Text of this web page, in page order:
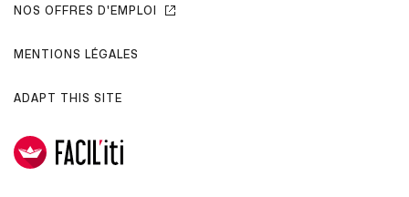
NOS OFFRES D'EMPLOI
MENTIONS LÉGALES
ADAPT THIS SITE